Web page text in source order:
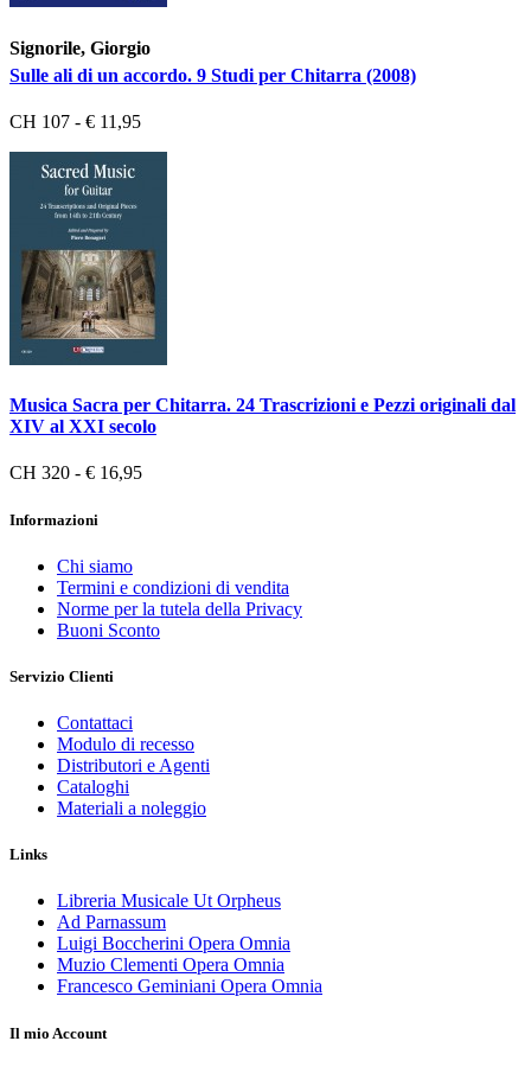
Signorile, Giorgio
Sulle ali di un accordo. 9 Studi per Chitarra (2008)
CH 107 - € 11,95
Musica Sacra per Chitarra. 24 Trascrizioni e Pezzi originali dal
XIV al XXI secolo
CH 320 - € 16,95
Informazioni
Chi siamo
Termini e condizioni di vendita
Norme per la tutela della Privacy
Buoni Sconto
Servizio Clienti
Contattaci
Modulo di recesso
Distributori e Agenti
Cataloghi
Materiali a noleggio
Links
Libreria Musicale Ut Orpheus
Ad Parnassum
Luigi Boccherini Opera Omnia
Muzio Clementi Opera Omnia
Francesco Geminiani Opera Omnia
Il mio Account